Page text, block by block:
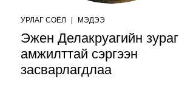
УРЛАГ СОЁЛ МЭДЭЭ
Эжен Делакруагийн зураг
амжилттай сэргээн
засварлагдлаа